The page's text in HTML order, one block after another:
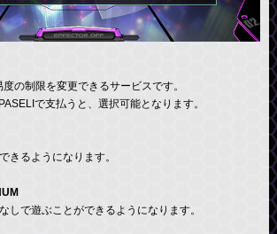
の制限を変更できるサービスです。
で支払うと、選択可能となります。
きるようになります。
しで遊ぶことができるようになります。